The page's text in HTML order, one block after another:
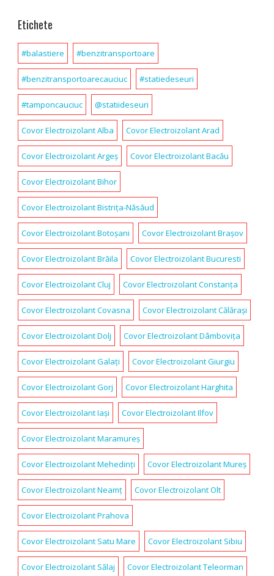
Etichete
#balastiere #benzitransportoare
#benzitransportoarecauciuc #statiedeseuri
#tamponcauciuc @statiideseuri
Covor Electroizolant Alba Covor Electroizolant Arad
Covor Electroizolant Argeș Covor Electroizolant Bacău
Covor Electroizolant Bihor
Covor Electroizolant Bistrița-Năsăud
Covor Electroizolant Botoșani Covor Electroizolant Brașov
Covor Electroizolant Brăila Covor Electroizolant Bucuresti
Covor Electroizolant Cluj Covor Electroizolant Constanța
Covor Electroizolant Covasna Covor Electroizolant Călărași
Covor Electroizolant Dolj Covor Electroizolant Dâmbovița
Covor Electroizolant Galați Covor Electroizolant Giurgiu
Covor Electroizolant Gorj Covor Electroizolant Harghita
Covor Electroizolant Iași Covor Electroizolant Ilfov
Covor Electroizolant Maramureș
Covor Electroizolant Mehedinți Covor Electroizolant Mureș
Covor Electroizolant Neamț Covor Electroizolant Olt
Covor Electroizolant Prahova
Covor Electroizolant Satu Mare Covor Electroizolant Sibiu
Covor Electroizolant Sălaj Covor Electroizolant Teleorman